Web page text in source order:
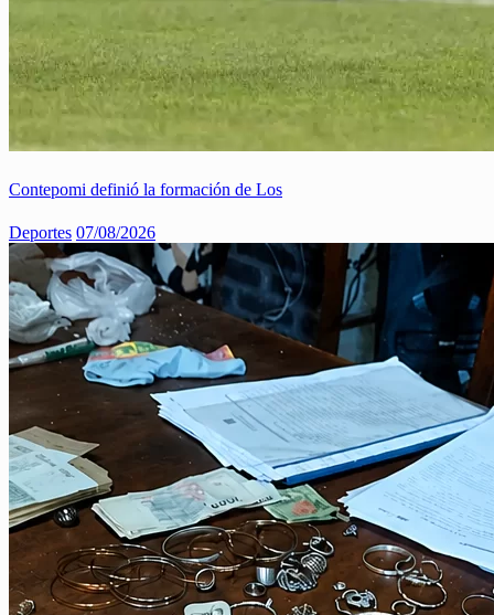
Contepomi definió la formación de Los
Deportes 07/08/2026